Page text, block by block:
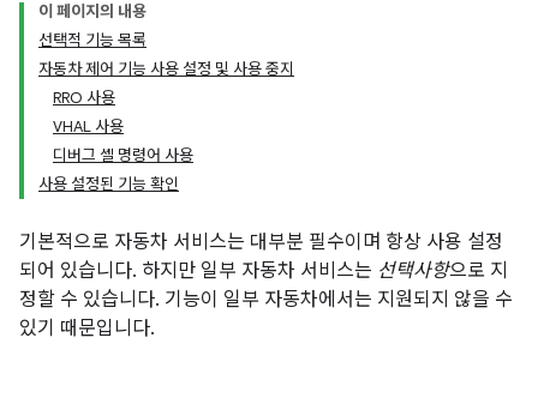
이 페이지의 내용
선택적 기능 목록
자동차 제어 기능 사용 설정 및 사용 중지
RRO 사용
VHAL 사용
디버그 셸 명령어 사용
사용 설정된 기능 확인
기본적으로 자동차 서비스는 대부분 필수이며 항상 사용 설정
되어 있습니다. 하지만 일부 자동차 서비스는 선택사항으로 지
정할 수 있습니다. 기능이 일부 자동차에서는 지원되지 않을 수
있기 때문입니다.